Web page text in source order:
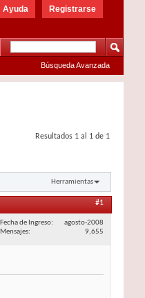
Registrarse
Ayuda
Búsqueda Avanzada
Resultados 1 al 1 de 1
Herramientas
#1
Fecha de Ingreso
agosto-2008
Mensajes
9,655